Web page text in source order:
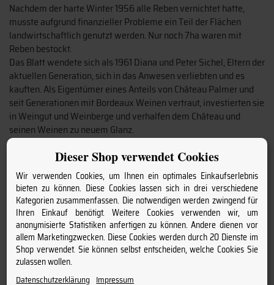
Nachdem der harte Winter 1956 alle Reben vernichtet hatte,
musste aufgrund finanzieller Probleme ein Teil der Flächen
landwirtschaftlich genutzt werden. Nur noch 7ha waren mit
Reben bestockt.
Das Blatt wendete sich als 1961 Diana und Peter Sichel, Eltern der
aktuellen Generation, sich in das Anwesen verliebten und es
kauften. Als Eigentümer eines Anteils von Château Palmer und
seit Generationen mit Bordeaux Weinen vertraut, investierten sie
in Weingut und Weinberge und verhalfen dem Château und
seinen Weinen zu neuem Glanz.
Inzwischen sind ihre sechs Kinder in den unterschiedlichen
Bereichen des Weinguts tätig: Weinbau und Weinhandel. Die
hochkarätigen Weine werden in über 60 Länder verkauft. Auch
die nächste Generation steht bereits in den Startlöchern.
Der 30 ha umfassende Weinberg liegt in derAOP Margaux30km
Nord/Westlich von Bordeaux. Selten gibt es einen einzelnen
Weinberg dieser Größe. Garonne-Kiesel bilden hier ebenso wie in
den benachbarten Grand Cru Lagen das Terroir. 46%Cabernet
Sauvignon, 41%Merlotund 13%Petit Verdot finden hier beste
Bedingungen.
Benjamin Sichel übernahm 1989 die Leitung. Er stellte die Idee
Dieser Shop verwendet Cookies
Wir verwenden Cookies, um Ihnen ein optimales Einkaufserlebnis
bieten zu können. Diese Cookies lassen sich in drei verschiedene
Kategorien zusammenfassen. Die notwendigen werden zwingend für
Ihren Einkauf benötigt. Weitere Cookies verwenden wir, um
anonymisierte Statistiken anfertigen zu können. Andere dienen vor
allem Marketingzwecken. Diese Cookies werden durch 20 Dienste im
Shop verwendet. Sie können selbst entscheiden, welche Cookies Sie
zulassen wollen.
Datenschutzerklärung Impressum